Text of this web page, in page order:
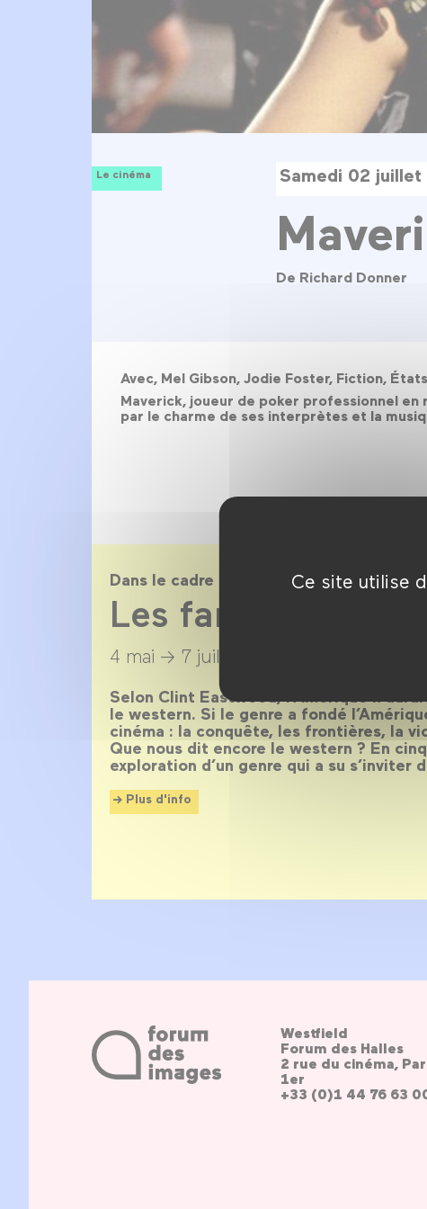
Ce site utilise
Le cinéma Samedi 02
De Richard Donner
Avec, Mel Gibson, Jodie Foster, Fiction,
Maverick, joueur de poker professionnel
par le charme de ses interprètes et la
Dans le cadre de
Les fantômes du
4 mai → 7 juillet 2022
Selon Clint Eastwood, l’Amérique
le western. Si le genre a fondé
cinéma : la conquête, les frontières, la
Que nous dit encore le western ? En
exploration d’un genre qui a su s’inviter
Plus d'info
Westfield
Forum des Halles
2 rue du cinéma,
1er
+33 (0)1 44 76 63